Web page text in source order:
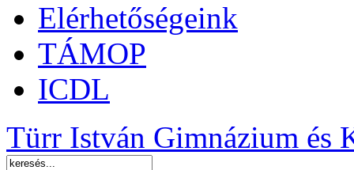
Elérhetőségeink
TÁMOP
ICDL
Türr István Gimnázium és